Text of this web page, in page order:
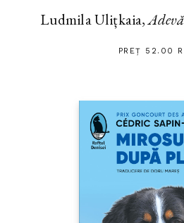
Ludmila Ulițkaia,
PREȚ 52.00